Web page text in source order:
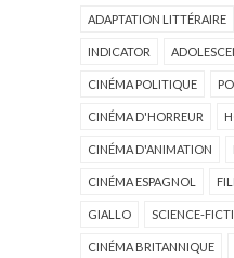
ADAPTATION LITTÉRAIRE
INDICATOR
CINÉMA POLITIQUE
CINÉMA D'HORREUR
CINÉMA D'ANIMATION
CINÉMA ESPAGNOL
GIALLO SCIENCE-
CINÉMA BRITANNIQUE